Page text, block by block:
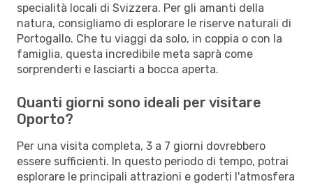
specialità locali di Svizzera. Per gli amanti della
natura, consigliamo di esplorare le riserve naturali di
Portogallo. Che tu viaggi da solo, in coppia o con la
famiglia, questa incredibile meta saprà come
sorprenderti e lasciarti a bocca aperta.
Quanti giorni sono ideali per visitare
Oporto?
Per una visita completa, 3 a 7 giorni dovrebbero
essere sufficienti. In questo periodo di tempo, potrai
esplorare le principali attrazioni e goderti l'atmosfera